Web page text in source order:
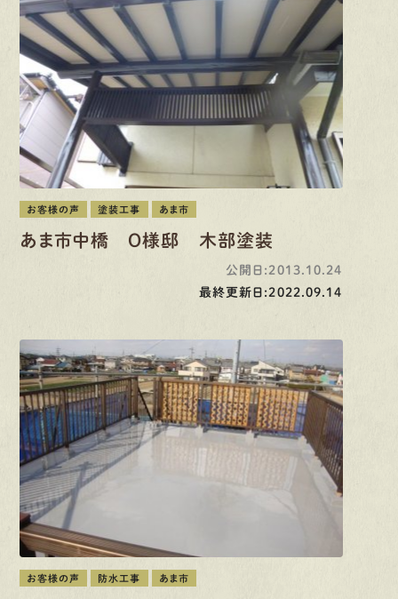
お客様の声 塗装工事 あま市
あま市中橋 O様邸 木部塗装
公開日:2013.10.24
最終更新日:2022.09.14
お客様の声 防水工事 あま市